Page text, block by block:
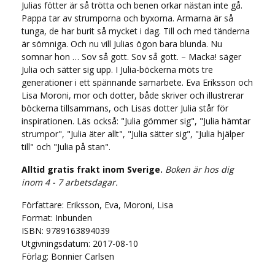
Julias fötter är så trötta och benen orkar nästan inte gå.
Pappa tar av strumporna och byxorna. Armarna är så
tunga, de har burit så mycket i dag. Till och med tänderna
är sömniga. Och nu vill Julias ögon bara blunda. Nu
somnar hon … Sov så gott. Sov så gott. – Macka! säger
Julia och sätter sig upp. I Julia-böckerna möts tre
generationer i ett spännande samarbete. Eva Eriksson och
Lisa Moroni, mor och dotter, både skriver och illustrerar
böckerna tillsammans, och Lisas dotter Julia står för
inspirationen. Läs också: "Julia gömmer sig", "Julia hämtar
strumpor", "Julia äter allt", "Julia sätter sig", "Julia hjälper
till" och "Julia på stan".
Alltid gratis frakt inom Sverige. Boken är hos dig
inom 4 - 7 arbetsdagar.
Författare: Eriksson, Eva, Moroni, Lisa
Format: Inbunden
ISBN: 9789163894039
Utgivningsdatum: 2017-08-10
Förlag: Bonnier Carlsen